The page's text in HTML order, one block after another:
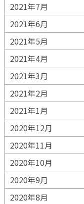
2021年7月
2021年6月
2021年5月
2021年4月
2021年3月
2021年2月
2021年1月
2020年12月
2020年11月
2020年10月
2020年9月
2020年8月